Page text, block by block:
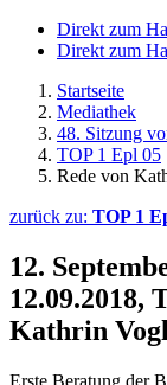
Direkt zum
Direkt zum
Startseite
Mediathek
48. Sitzung
TOP 1 Epl 05
Rede von
zurück zu: TOP 1
12.
12.09.2018,
Kathrin
Erste Beratung der